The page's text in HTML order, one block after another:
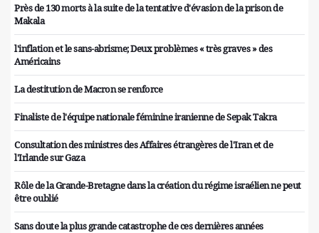
Près de 130 morts à la suite de la tentative d'évasion de la prison de
Makala
l'inflation et le sans-abrisme; Deux problèmes « très graves » des
Américains
La destitution de Macron se renforce
Finaliste de l'équipe nationale féminine iranienne de Sepak Takra
Consultation des ministres des Affaires étrangères de l'Iran et de
l'Irlande sur Gaza
Rôle de la Grande-Bretagne dans la création du régime israélien ne peut
être oublié
Sans doute la plus grande catastrophe de ces dernières années